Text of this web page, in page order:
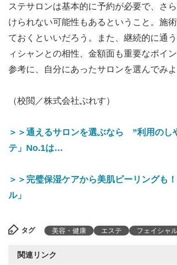
ステサロンは基本的に予約が必要で、さ
けられない可能性もあるということ。施
ておくといいだろう。また、継続的に通
ィシャンとの相性、金額面も重要なポイ
参考に、自分にあったサロンを選んでみよ
（校閲／株式会社ぷれす）
＞＞通えるサロンを選ぶなら ”利用のし
テ」No.1は…
＞＞完璧保湿ケアから美肌ピーリングも
ル」
タグ 美容・健康 エステ フェイシャ
関連リンク